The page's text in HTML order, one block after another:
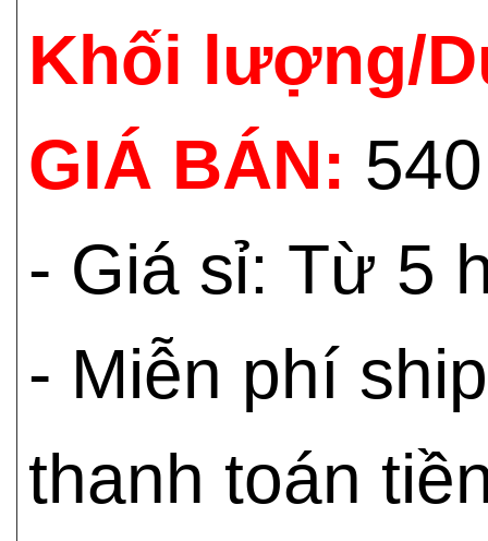
Khối lượng/
GIÁ BÁN:
- Giá sỉ: Từ 5
- Miễn phí
thanh toán